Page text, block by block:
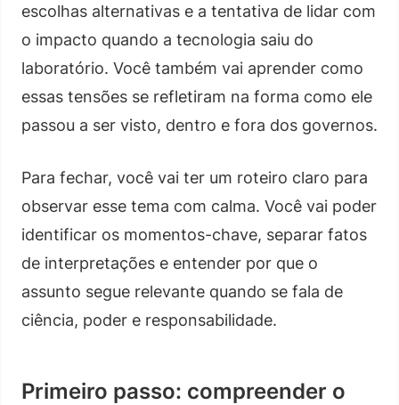
escolhas alternativas e a tentativa de lidar com
o impacto quando a tecnologia saiu do
laboratório. Você também vai aprender como
essas tensões se refletiram na forma como ele
passou a ser visto, dentro e fora dos governos.
Para fechar, você vai ter um roteiro claro para
observar esse tema com calma. Você vai poder
identificar os momentos-chave, separar fatos
de interpretações e entender por que o
assunto segue relevante quando se fala de
ciência, poder e responsabilidade.
Primeiro passo: compreender o